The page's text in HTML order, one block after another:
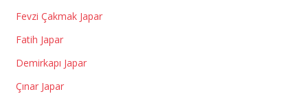
Fevzi Çakmak Japar
Fatih Japar
Demirkapı Japar
Çınar Japar